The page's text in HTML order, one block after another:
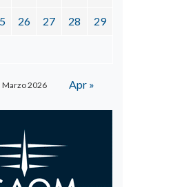
Marzo 2026
26 27 28 29
Apr »